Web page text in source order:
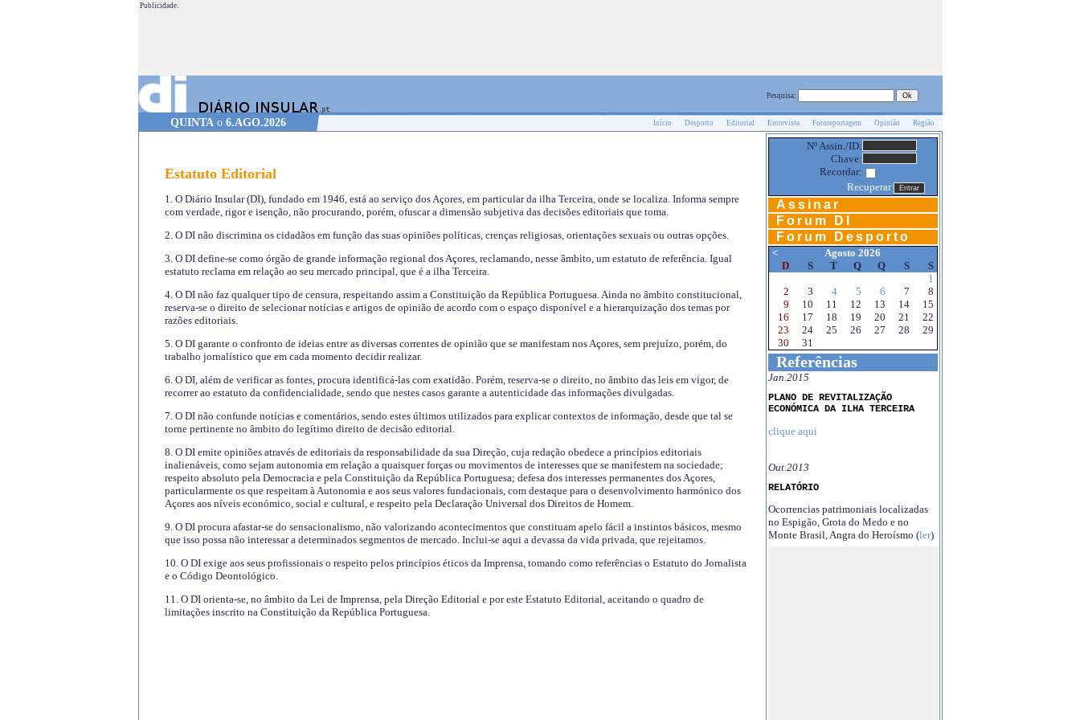
Publicidade.
Pesquisa:
QUINTA o 6.AGO.2026 Início Desporto Editorial Entrevista Fotoreportagem Opinião Região
Estatuto Editorial
1. O Diário Insular (DI), fundado em 1946, está ao serviço dos Açores, em particular da ilha Terceira, onde se localiza. Informa sempre
com verdade, rigor e isenção, não procurando, porém, ofuscar a dimensão subjetiva das decisões editoriais que toma.
2. O DI não discrimina os cidadãos em função das suas opiniões políticas, crenças religiosas, orientações sexuais ou outras opções.
3. O DI define-se como órgão de grande informação regional dos Açores, reclamando, nesse âmbito, um estatuto de referência. Igual
estatuto reclama em relação ao seu mercado principal, que é a ilha Terceira.
4. O DI não faz qualquer tipo de censura, respeitando assim a Constituição da República Portuguesa. Ainda no âmbito constitucional,
reserva-se o direito de selecionar notícias e artigos de opinião de acordo com o espaço disponível e a hierarquização dos temas por
razões editoriais.
5. O DI garante o confronto de ideias entre as diversas correntes de opinião que se manifestam nos Açores, sem prejuízo, porém, do
trabalho jornalístico que em cada momento decidir realizar.
6. O DI, além de verificar as fontes, procura identificá-las com exatidão. Porém, reserva-se o direito, no âmbito das leis em vigor, de
recorrer ao estatuto da confidencialidade, sendo que nestes casos garante a autenticidade das informações divulgadas.
7. O DI não confunde notícias e comentários, sendo estes últimos utilizados para explicar contextos de informação, desde que tal se
torne pertinente no âmbito do legítimo direito de decisão editorial.
8. O DI emite opiniões através de editoriais da responsabilidade da sua Direção, cuja redação obedece a princípios editoriais
inalienáveis, como sejam autonomia em relação a quaisquer forças ou movimentos de interesses que se manifestem na sociedade;
respeito absoluto pela Democracia e pela Constituição da República Portuguesa; defesa dos interesses permanentes dos Açores,
particularmente os que respeitam à Autonomia e aos seus valores fundacionais, com destaque para o desenvolvimento harmónico dos
Açores aos níveis económico, social e cultural, e respeito pela Declaração Universal dos Direitos de Homem.
9. O DI procura afastar-se do sensacionalismo, não valorizando acontecimentos que constituam apelo fácil a instintos básicos, mesmo
que isso possa não interessar a determinados segmentos de mercado. Inclui-se aqui a devassa da vida privada, que rejeitamos.
10. O DI exige aos seus profissionais o respeito pelos princípios éticos da Imprensa, tomando como referências o Estatuto do Jornalista
e o Código Deontológico.
11. O DI orienta-se, no âmbito da Lei de Imprensa, pela Direção Editorial e por este Estatuto Editorial, aceitando o quadro de
limitações inscrito na Constituição da República Portuguesa.
Nº Assin./ID:
Chave:
Recordar:
Recuperar
Assinar
Forum DI
Forum Desporto
<
Agosto 2026
D
S T Q Q S
S
1
2
3 4 5 6 7
8
9
10 11 12 13 14
15
16
17 18 19 20 21
22
23
24 25 26 27 28
29
30
31
Referências
Jan.2015
PLANO DE REVITALIZAÇÃO
ECONÓMICA DA ILHA TERCEIRA
clique aqui
Out.2013
RELATÓRIO
Ocorrencias patrimoniais localizadas
no Espigão, Grota do Medo e no
Monte Brasil, Angra do Heroísmo (ler)